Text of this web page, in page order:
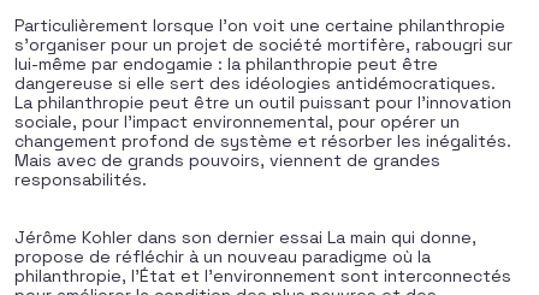
Particulièrement lorsque l’on voit une certaine philanthropie
s’organiser pour un projet de société mortifère, rabougri sur
lui-même par endogamie : la philanthropie peut être
dangereuse si elle sert des idéologies antidémocratiques.
La philanthropie peut être un outil puissant pour l’innovation
sociale, pour l’impact environnemental, pour opérer un
changement profond de système et résorber les inégalités.
Mais avec de grands pouvoirs, viennent de grandes
responsabilités.
Jérôme Kohler dans son dernier essai La main qui donne,
propose de réfléchir à un nouveau paradigme où la
philanthropie, l’État et l’environnement sont interconnectés